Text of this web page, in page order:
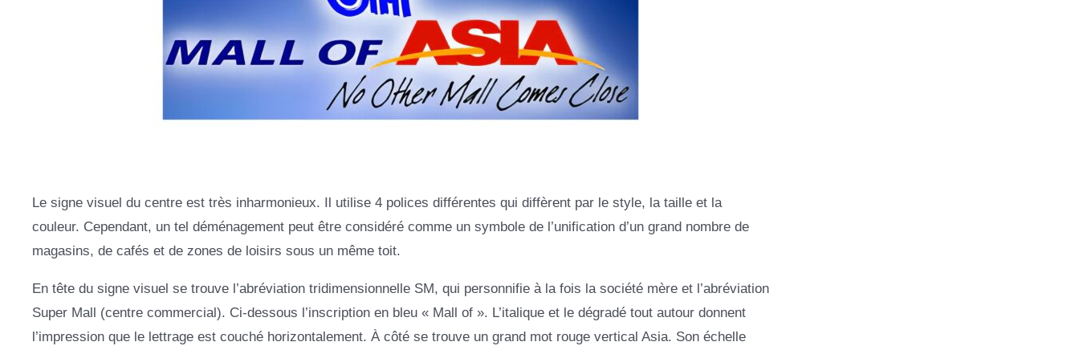
Le signe visuel du centre est très inharmonieux. Il utilise 4 polices différentes qui diffèrent par le style, la taille et la
couleur. Cependant, un tel déménagement peut être considéré comme un symbole de l’unification d’un grand nombre de
magasins, de cafés et de zones de loisirs sous un même toit.
En tête du signe visuel se trouve l’abréviation tridimensionnelle SM, qui personnifie à la fois la société mère et l’abréviation
Super Mall (centre commercial). Ci-dessous l’inscription en bleu « Mall of ». L’italique et le dégradé tout autour donnent
l’impression que le lettrage est couché horizontalement. À côté se trouve un grand mot rouge vertical Asia. Son échelle